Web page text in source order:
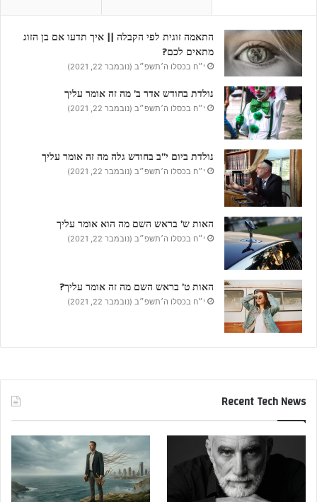
התאמה זוגית לפי הקבלה || איך תדעו אם בן הזוג
מתאים לכם?
י״ח בכסלו ה׳תשפ״ב (נובמבר 22, 2021)
נולדת בחודש אדר ב’ מה זה אומר עליך
י״ח בכסלו ה׳תשפ״ב (נובמבר 22, 2021)
נולדת ביום י”ב בחודש גלה מה זה אומר עליך
י״ח בכסלו ה׳תשפ״ב (נובמבר 22, 2021)
האות ש’ בראש השם מה הוא אומר עליך
י״ח בכסלו ה׳תשפ״ב (נובמבר 22, 2021)
האות ט’ בראש השם מה זה אומר עליך?
י״ח בכסלו ה׳תשפ״ב (נובמבר 22, 2021)
Recent Tech News